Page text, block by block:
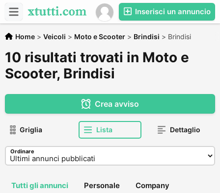
Inserisci un annuncio
Home > Veicoli > Moto e Scooter > Brindisi > Brindisi
10 risultati trovati in Moto e
Scooter, Brindisi
Crea avviso
Griglia Lista Dettaglio
Ordinare
Tutti gli annunci Personale Company